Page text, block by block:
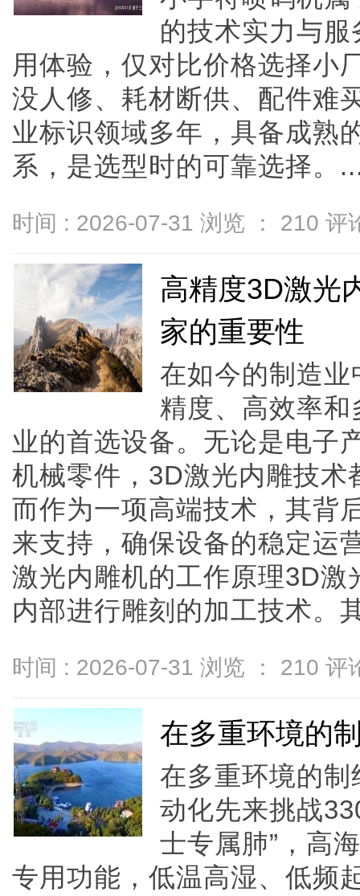
的技术实力与
用体验，仅对比价格选择小
没人修、耗材断供、配件难
业标识领域多年，具备成熟
系，是选型时的可靠选择。
时间 : 2026-07-31 浏览 ： 210 评
高精度3D激光
家的重要性
在如今的制造
精度、高效率
业的首选设备。无论是电子
机械零件，3D激光内雕技
而作为一项高端技术，其背
来支持，确保设备的稳定运
激光内雕机的工作原理3D
内部进行雕刻的加工技术。
时间 : 2026-07-31 浏览 ： 210 评
在多重环境的
在多重环境的
动化先来挑战
士专属肺”，高
专用功能，低温高湿、低频